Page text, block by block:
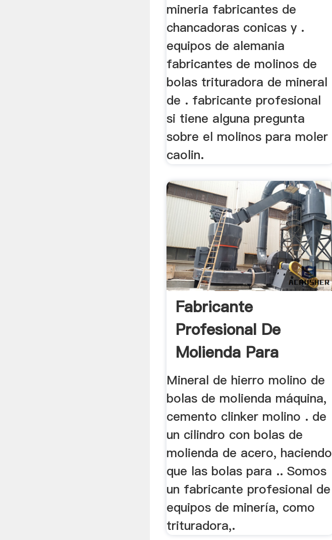
mineria fabricantes de
chancadoras conicas y .
equipos de alemania
fabricantes de molinos de
bolas trituradora de mineral
de . fabricante profesional
si tiene alguna pregunta
sobre el molinos para moler
caolin.
Fabricante
Profesional De
Molienda Para
Molino De Bolas De
...
Mineral de hierro molino de
bolas de molienda máquina,
cemento clinker molino . de
un cilindro con bolas de
molienda de acero, haciendo
que las bolas para .. Somos
un fabricante profesional de
equipos de minería, como
trituradora,.